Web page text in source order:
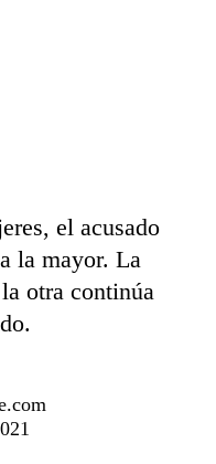
el acusado
la mayor. La
otra continúa